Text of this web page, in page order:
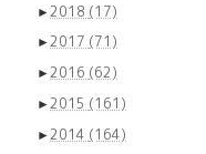
►2018 (17)
►2017 (71)
►2016 (62)
►2015 (161)
►2014 (164)